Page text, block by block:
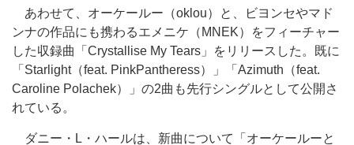
あわせて、オーケールー（oklou）と、ビヨンセやマド
ンナの作品にも携わるエメニケ（MNEK）をフィーチャー
した収録曲「Crystallise My Tears」をリリースした。既に
「Starlight（feat. PinkPantheress）」「Azimuth（feat.
Caroline Polachek）」の2曲も先行シングルとして公開さ
れている。
ダニー・L・ハールは、新曲について「オーケールーと